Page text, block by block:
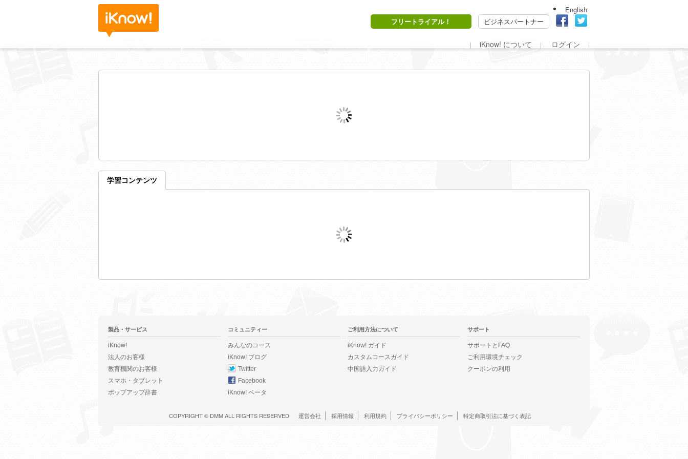
English
フリートライアル！
ビジネスパートナー
iKnow! について ログイン
学習コンテンツ
製品・サービス
iKnow!
法人のお客様
教育機関のお客様
スマホ・タブレット
ポップアップ辞書
コミュニティー
みんなのコース
iKnow! ブログ
Twitter
Facebook
iKnow! ベータ
ご利用方法について
iKnow! ガイド
カスタムコースガイド
中国語入力ガイド
サポート
サポートとFAQ
ご利用環境チェック
クーポンの利用
COPYRIGHT © DMMALL RIGHTS RESERVED 運営会社 採用情報 利用規約 プライバシーポリシー 特定商取引法に基づく表記